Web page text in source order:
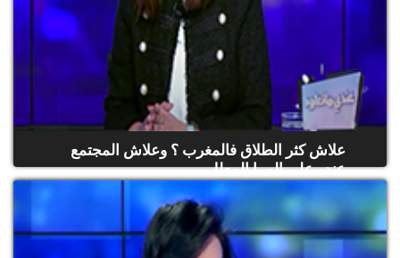
علاش كثر الطلاق فالمغرب ؟ وعلاش المجتمع
عندو على المرا المطل...
(حلقة كاملة)